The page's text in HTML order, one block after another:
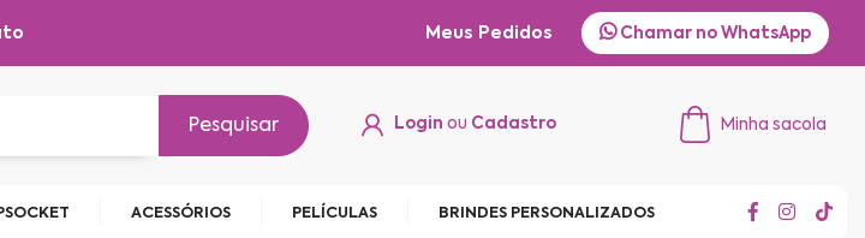
Chamar no WhatsApp
Meus Pedidos
Pesquisar Login ou Cadastro Minha sacola
ACESSÓRIOS PELÍCULAS BRINDES PERSONALIZADOS